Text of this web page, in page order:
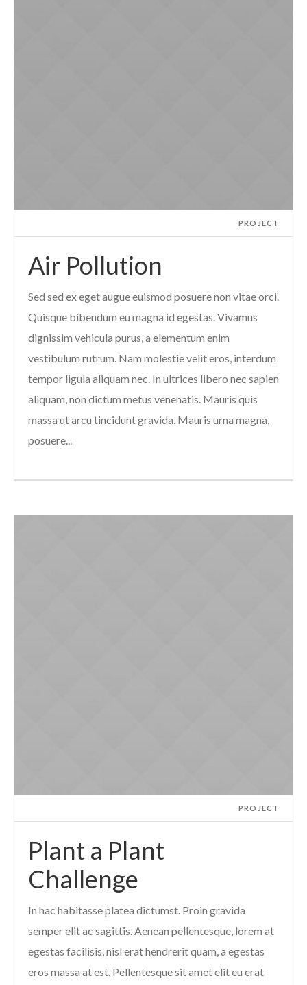
PROJECT
Air Pollution
Sed sed ex eget augue euismod posuere non vitae orci.
Quisque bibendum eu magna id egestas. Vivamus
dignissim vehicula purus, a elementum enim
vestibulum rutrum. Nam molestie velit eros, interdum
tempor ligula aliquam nec. In ultrices libero nec sapien
aliquam, non dictum metus venenatis. Mauris quis
massa ut arcu tincidunt gravida. Mauris urna magna,
posuere...
PROJECT
Plant a Plant
Challenge
In hac habitasse platea dictumst. Proin gravida
semper elit ac sagittis. Aenean pellentesque, lorem at
egestas facilisis, nisl erat hendrerit quam, a egestas
eros massa at est. Pellentesque sit amet elit eu erat